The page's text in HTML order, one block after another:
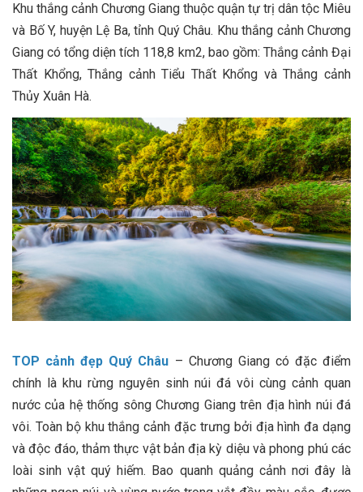
Khu thắng cảnh Chương Giang thuộc quận tự trị dân tộc Miêu
và Bố Y, huyện Lệ Ba, tỉnh Quý Châu. Khu thắng cảnh Chương
Giang có tổng diện tích 118,8 km2, bao gồm: Thắng cảnh Đại
Thất Khổng, Thắng cảnh Tiểu Thất Khổng và Thắng cảnh
Thủy Xuân Hà.
TOP cảnh đẹp Quý Châu – Chương Giang có đặc điểm
chính là khu rừng nguyên sinh núi đá vôi cùng cảnh quan
nước của hệ thống sông Chương Giang trên địa hình núi đá
vôi. Toàn bộ khu thắng cảnh đặc trưng bởi địa hình đa dạng
và độc đáo, thảm thực vật bản địa kỳ diệu và phong phú các
loài sinh vật quý hiếm. Bao quanh quảng cảnh nơi đây là